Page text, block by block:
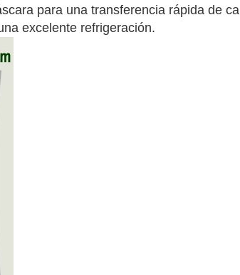
para una transferencia rápida de
excelente refrigeración.